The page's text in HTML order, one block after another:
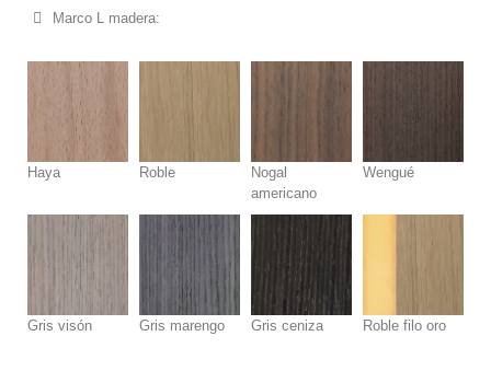
Marco L madera:
Haya Roble
Nogal
americano
Wengué
Gris visón Gris marengo Gris ceniza Roble filo oro